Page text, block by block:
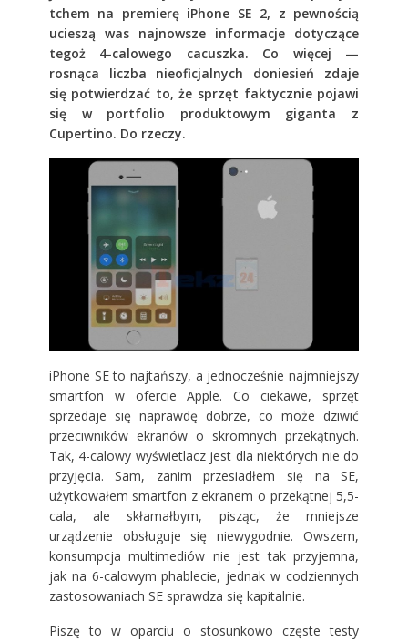
tchem na premierę iPhone SE 2, z pewnością
ucieszą was najnowsze informacje dotyczące
tegoż 4-calowego cacuszka. Co więcej —
rosnąca liczba nieoficjalnych doniesień zdaje
się potwierdzać to, że sprzęt faktycznie pojawi
się w portfolio produktowym giganta z
Cupertino. Do rzeczy.
iPhone SE to najtańszy, a jednocześnie najmniejszy
smartfon w ofercie Apple. Co ciekawe, sprzęt
sprzedaje się naprawdę dobrze, co może dziwić
przeciwników ekranów o skromnych przekątnych.
Tak, 4-calowy wyświetlacz jest dla niektórych nie do
przyjęcia. Sam, zanim przesiadłem się na SE,
użytkowałem smartfon z ekranem o przekątnej 5,5-
cala, ale skłamałbym, pisząc, że mniejsze
urządzenie obsługuje się niewygodnie. Owszem,
konsumpcja multimediów nie jest tak przyjemna,
jak na 6-calowym phablecie, jednak w codziennych
zastosowaniach SE sprawdza się kapitalnie.
Piszę to w oparciu o stosunkowo częste testy